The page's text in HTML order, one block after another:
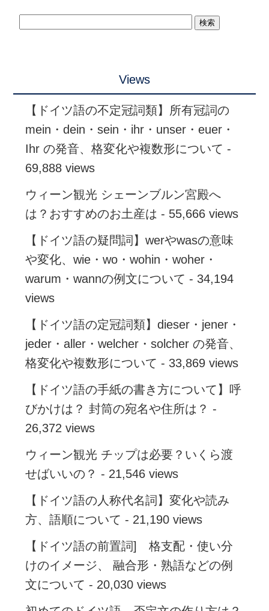
Views
【ドイツ語の不定冠詞類】所有冠詞の
mein・dein・sein・ihr・unser・euer・
Ihr の発音、格変化や複数形について -
69,888 views
ウィーン観光 シェーンブルン宮殿へ
は？おすすめのお土産は - 55,666 views
【ドイツ語の疑問詞】werやwasの意味
や変化、wie・wo・wohin・woher・
warum・wannの例文について - 34,194
views
【ドイツ語の定冠詞類】dieser・jener・
jeder・aller・welcher・solcher の発音、
格変化や複数形について - 33,869 views
【ドイツ語の手紙の書き方について】呼
びかけは？ 封筒の宛名や住所は？ -
26,372 views
ウィーン観光 チップは必要？いくら渡
せばいいの？ - 21,546 views
【ドイツ語の人称代名詞】変化や読み
方、語順について - 21,190 views
【ドイツ語の前置詞] 格支配・使い分
けのイメージ、 融合形・熟語などの例
文について - 20,030 views